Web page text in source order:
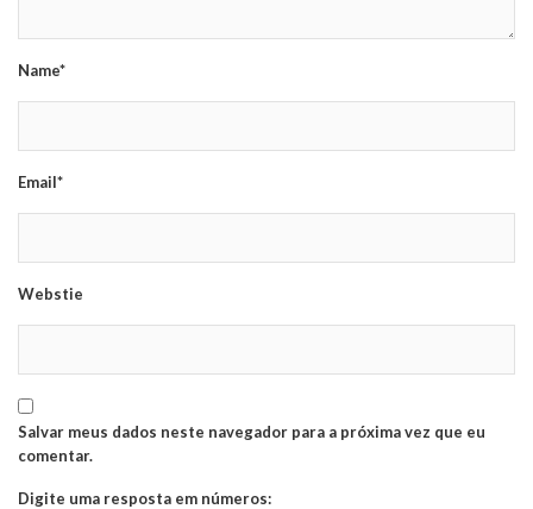
Name*
Email*
Webstie
Salvar meus dados neste navegador para a próxima vez que eu
comentar.
Digite uma resposta em números: